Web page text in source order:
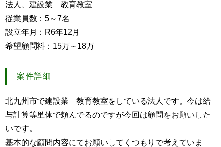
法人、建設業 教育教室
従業員数：5～7名
設立年月：R6年12月
希望顧問料：15万～18万
案件詳細
北九州市で建設業 教育教室をしている法人です。今は給
与計算等単体で頼んでるのですが今回は顧問をお願いした
いです。
基本的な顧問内容にてお願いしてくつもりで考えていま